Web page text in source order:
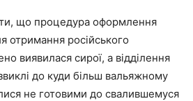
що процедура оформлення
отримання російського
виявилася сирої, а відділення
до куди більш вальяжному
не готовими до свалившемуся